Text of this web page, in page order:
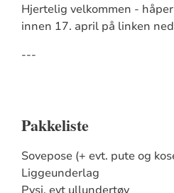
Hjertelig velkommen -
innen 17. april på linken
---
Pakkeliste
Sovepose (+ evt. pute og
Liggeunderlag